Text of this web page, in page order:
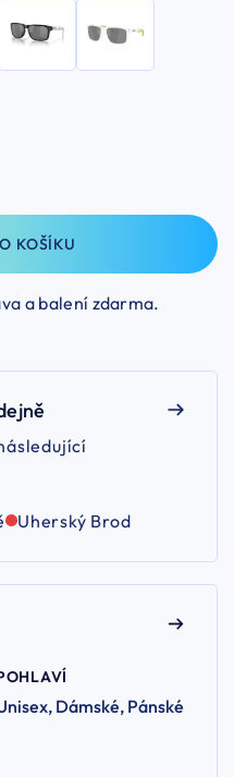
KOŠÍKU
a balenízdarma.
Uherský Brod
Dámské, Pánské